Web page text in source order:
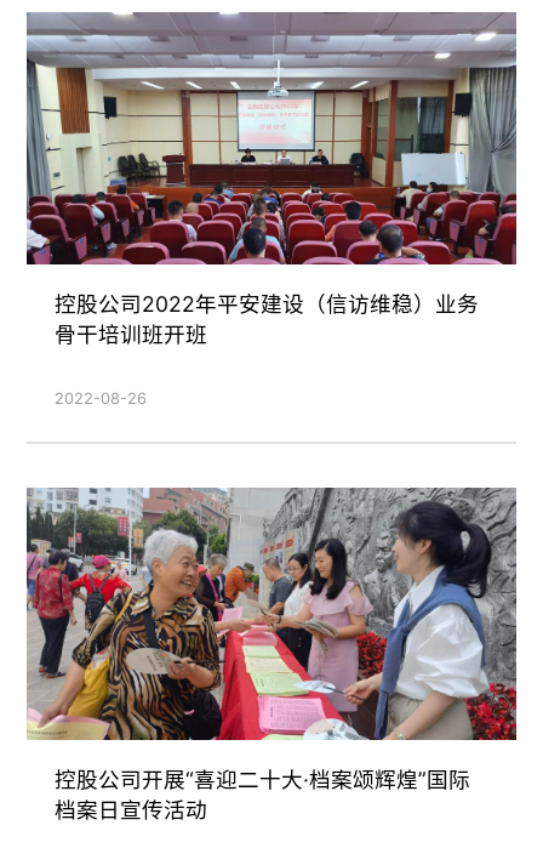
控股公司2022年平安建设（信访维稳）业务
骨干培训班开班
2022-08-26
控股公司开展“喜迎二十大·档案颂辉煌”国际
档案日宣传活动